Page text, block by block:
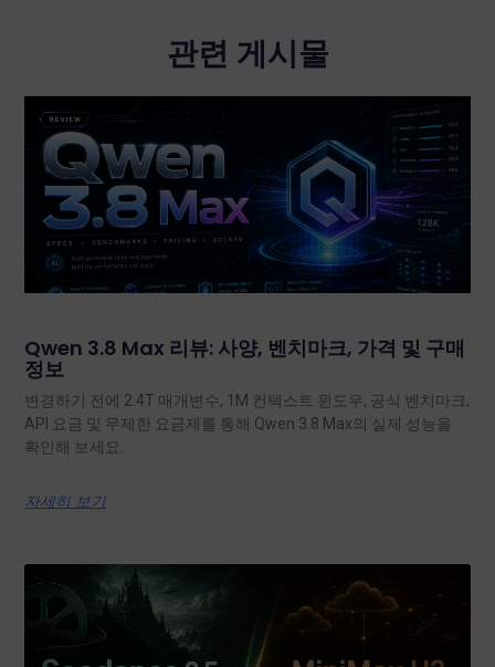
관련 게시물
Qwen 3.8 Max 리뷰: 사양, 벤치마크, 가격 및 구매
정보
변경하기 전에 2.4T 매개변수, 1M 컨텍스트 윈도우, 공식 벤치마크,
API 요금 및 무제한 요금제를 통해 Qwen 3.8 Max의 실제 성능을
확인해 보세요.
자세히 보기